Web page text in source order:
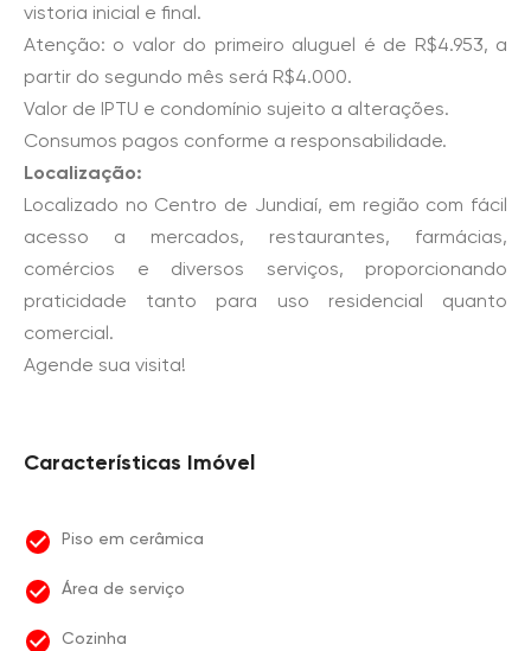
vistoria inicial e final.
Atenção: o valor do primeiro aluguel é de R$4.953, a
partir do segundo mês será R$4.000.
Valor de IPTU e condomínio sujeito a alterações.
Consumos pagos conforme a responsabilidade.
Localização:
Localizado no Centro de Jundiaí, em região com fácil
acesso a mercados, restaurantes, farmácias,
comércios e diversos serviços, proporcionando
praticidade tanto para uso residencial quanto
comercial.
Agende sua visita!
Características Imóvel
Piso em cerâmica
Área de serviço
Cozinha